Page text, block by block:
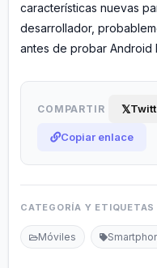
características nuevas
desarrollador,
antes de probar Android
COMPARTIR 𝕏
Copiar enlace
CATEGORÍA Y ETIQUETAS
Móviles